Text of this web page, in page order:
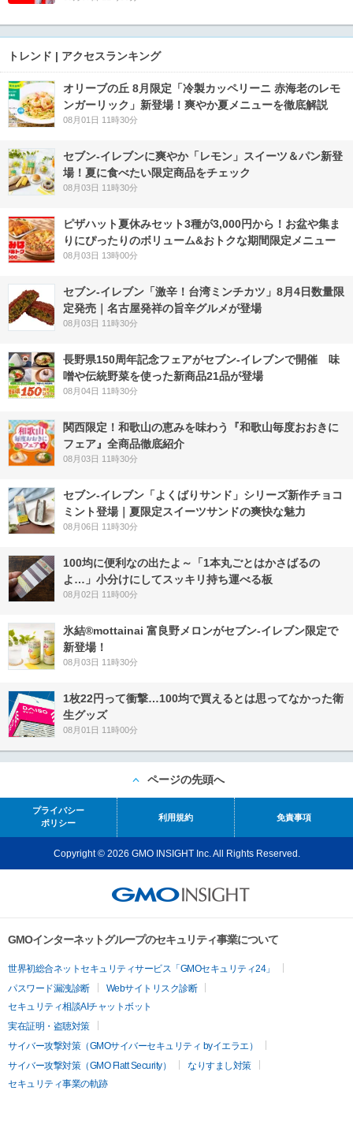
トレンド | アクセスランキング
オリーブの丘 8月限定「冷製カッペリーニ 赤海老のレモ
ンガーリック」新登場！爽やか夏メニューを徹底解説
08月01日 11時30分
セブン‐イレブンに爽やか「レモン」スイーツ＆パン新登
場！夏に食べたい限定商品をチェック
08月03日 11時30分
ピザハット夏休みセット3種が3,000円から！お盆や集ま
りにぴったりのボリューム&おトクな期間限定メニュー
08月03日 13時00分
セブン-イレブン「激辛！台湾ミンチカツ」8月4日数量限
定発売｜名古屋発祥の旨辛グルメが登場
08月03日 11時30分
長野県150周年記念フェアがセブン-イレブンで開催 味
噌や伝統野菜を使った新商品21品が登場
08月04日 11時30分
関西限定！和歌山の恵みを味わう『和歌山毎度おおきに
フェア』全商品徹底紹介
08月03日 11時30分
セブン‐イレブン「よくばりサンド」シリーズ新作チョコ
ミント登場｜夏限定スイーツサンドの爽快な魅力
08月06日 11時30分
100均に便利なの出たよ～「1本丸ごとはかさばるの
よ…」小分けにしてスッキリ持ち運べる板
08月02日 11時00分
氷結®mottainai 富良野メロンがセブン‐イレブン限定で
新登場！
08月03日 11時30分
1枚22円って衝撃…100均で買えるとは思ってなかった衛
生グッズ
08月01日 11時00分
ページの先頭へ
プライバシー
ポリシー
利用規約 免責事項
Copyright © 2026 GMO INSIGHT Inc. All Rights Reserved.
GMOインターネットグループのセキュリティ事業について
世界初総合ネットセキュリティサービス「GMOセキュリティ24」
パスワード漏洩診断
Webサイトリスク診断
セキュリティ相談AIチャットボット
実在証明・盗聴対策
サイバー攻撃対策（GMOサイバーセキュリティ byイエラエ）
サイバー攻撃対策（GMO Flatt Security）
なりすまし対策
セキュリティ事業の軌跡